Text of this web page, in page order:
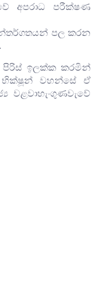
අපරාධ පරීක්ෂණ
පල කරන
පිරිස් ඉලක්ක කරමින්
භික්ෂූන් වහන්සේ ඒ
වළවාහැංගුණවැවේ